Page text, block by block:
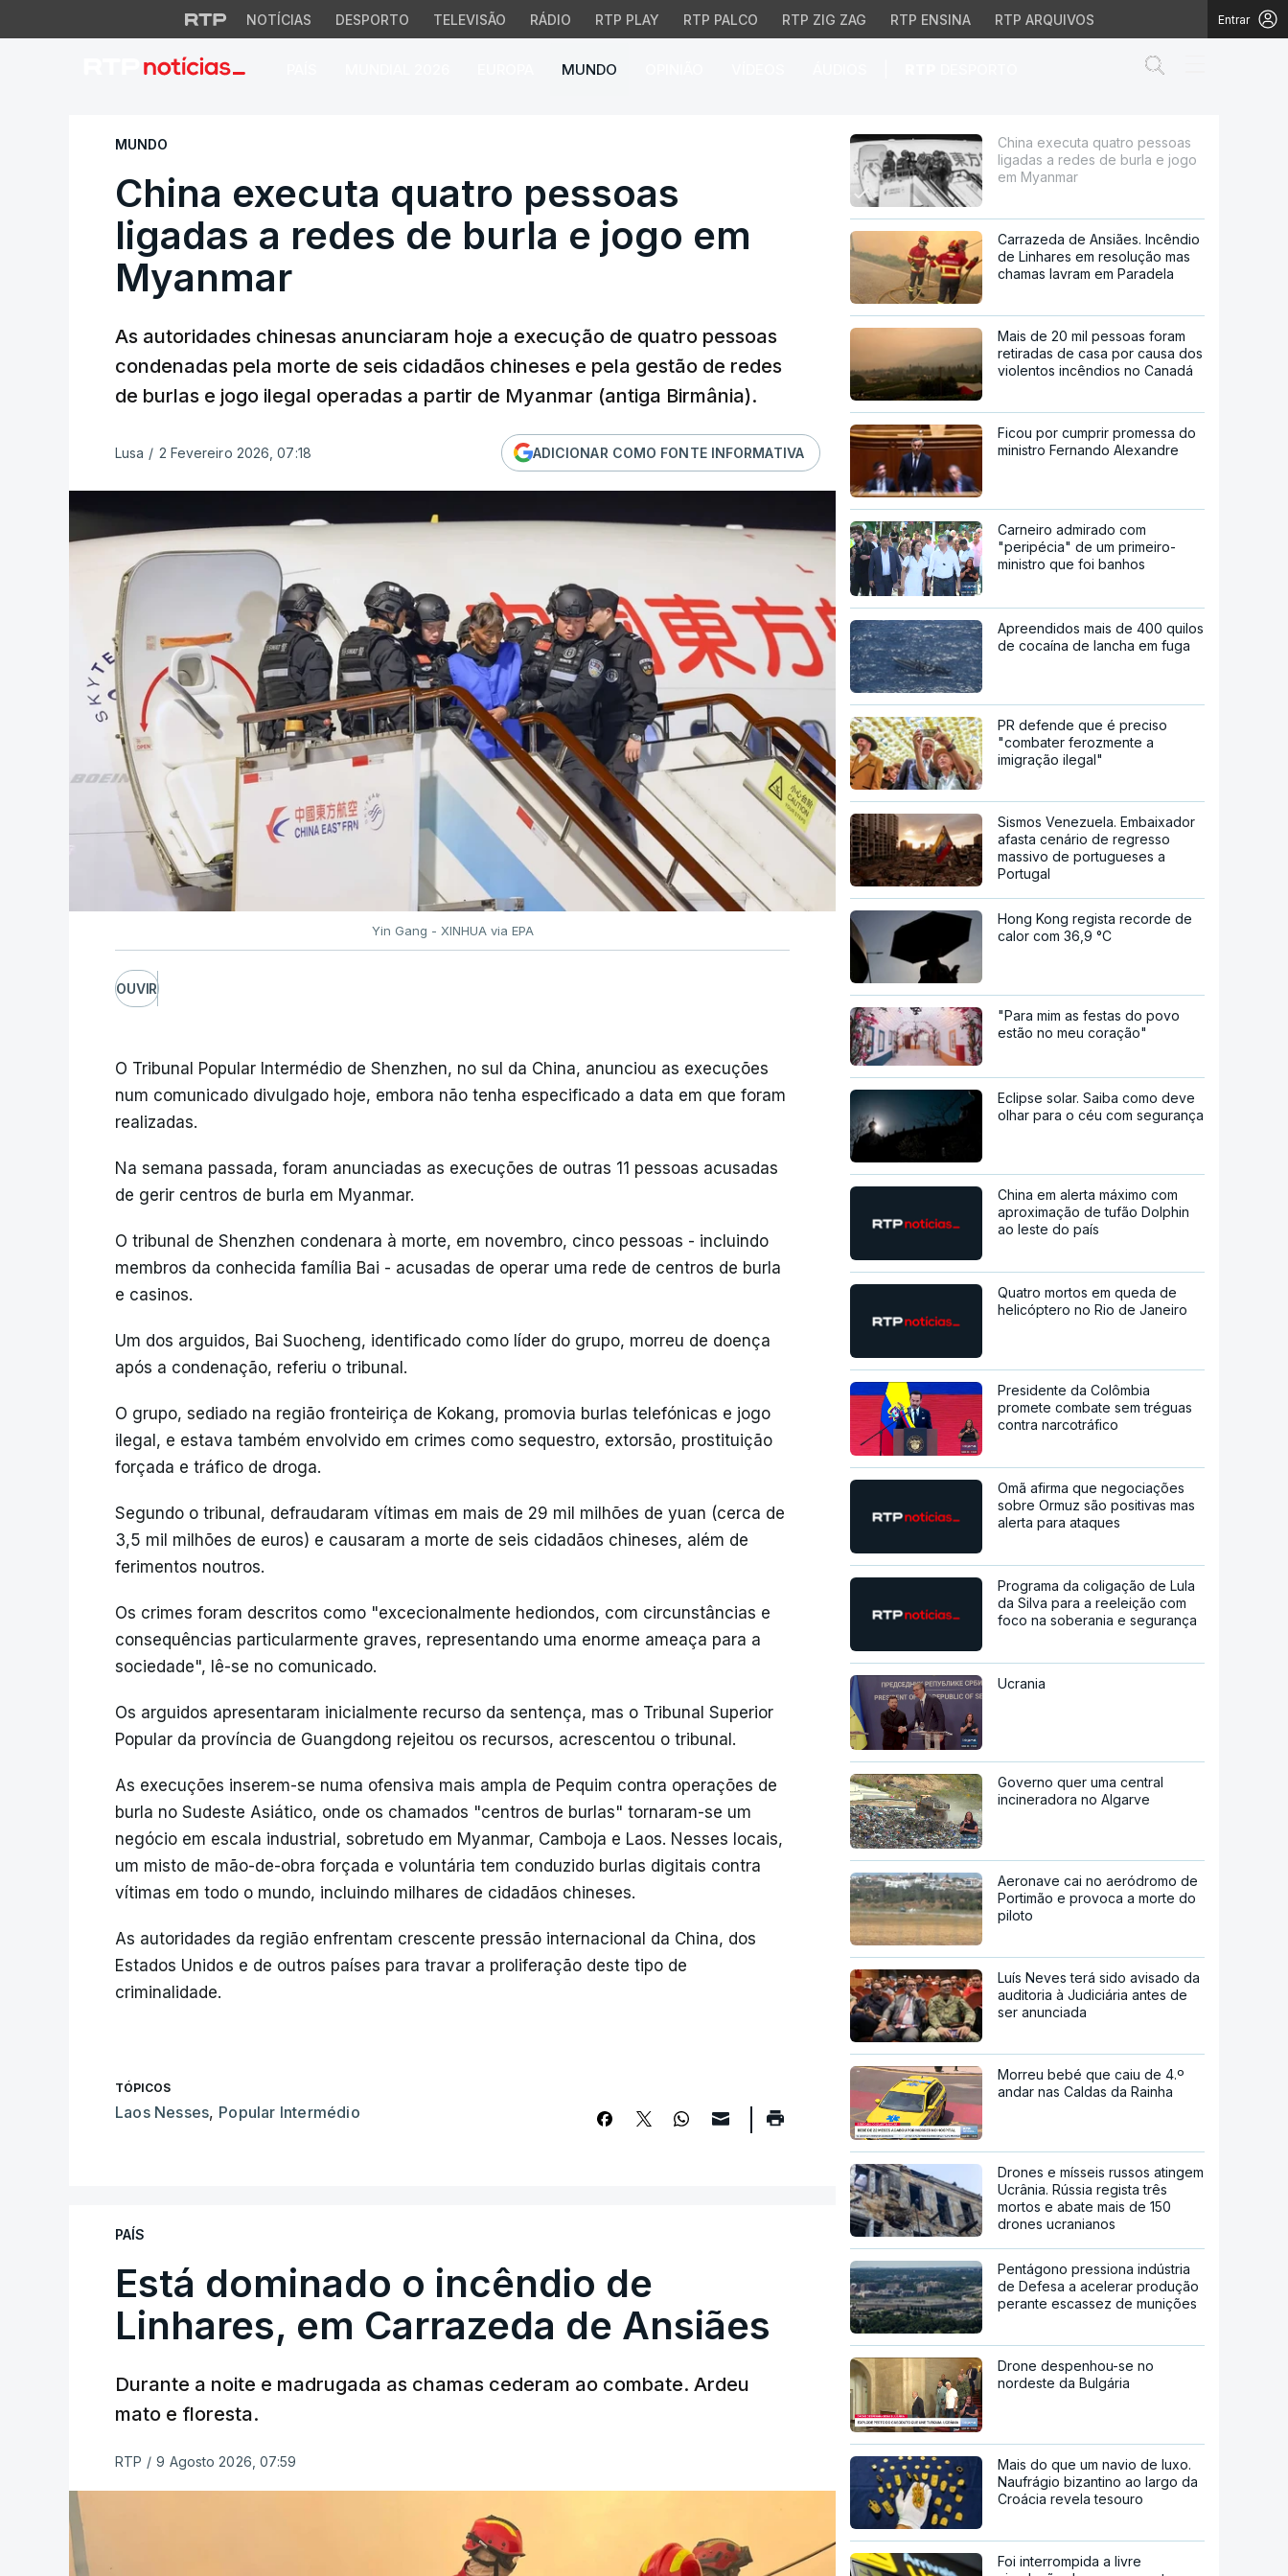
NOTÍCIAS DESPORTO TELEVISÃO RÁDIO RTP PLAY RTP PALCO RTP ZIG ZAG RTP ENSINA RTP ARQUIVOS Entrar
MUNDO
China executa quatro pessoas ligadas a redes de burla e jogo
MUNDO
China executa quatro pessoas
ligadas a redes de burla e jogo em
Myanmar
As autoridades chinesas anunciaram hoje a execução de quatro pessoas
condenadas pela morte de seis cidadãos chineses e pela gestão de redes
de burlas e jogo ilegal operadas a partir de Myanmar (antiga Birmânia).
Lusa / 2 Fevereiro 2026, 07:18 ADICIONAR COMO FONTE INFORMATIVA
Yin Gang - XINHUA via EPA
OUVIR
O Tribunal Popular Intermédio de Shenzhen, no sul da China, anunciou as execuções
num comunicado divulgado hoje, embora não tenha especificado a data em que foram
realizadas.
Na semana passada, foram anunciadas as execuções de outras 11 pessoas acusadas
de gerir centros de burla em Myanmar.
O tribunal de Shenzhen condenara à morte, em novembro, cinco pessoas - incluindo
membros da conhecida família Bai - acusadas de operar uma rede de centros de burla
e casinos.
Um dos arguidos, Bai Suocheng, identificado como líder do grupo, morreu de doença
após a condenação, referiu o tribunal.
O grupo, sediado na região fronteiriça de Kokang, promovia burlas telefónicas e jogo
ilegal, e estava também envolvido em crimes como sequestro, extorsão, prostituição
forçada e tráfico de droga.
Segundo o tribunal, defraudaram vítimas em mais de 29 mil milhões de yuan (cerca de
3,5 mil milhões de euros) e causaram a morte de seis cidadãos chineses, além de
ferimentos noutros.
Os crimes foram descritos como "excecionalmente hediondos, com circunstâncias e
consequências particularmente graves, representando uma enorme ameaça para a
sociedade", lê-se no comunicado.
Os arguidos apresentaram inicialmente recurso da sentença, mas o Tribunal Superior
Popular da província de Guangdong rejeitou os recursos, acrescentou o tribunal.
As execuções inserem-se numa ofensiva mais ampla de Pequim contra operações de
burla no Sudeste Asiático, onde os chamados "centros de burlas" tornaram-se um
negócio em escala industrial, sobretudo em Myanmar, Camboja e Laos. Nesses locais,
um misto de mão-de-obra forçada e voluntária tem conduzido burlas digitais contra
vítimas em todo o mundo, incluindo milhares de cidadãos chineses.
As autoridades da região enfrentam crescente pressão internacional da China, dos
Estados Unidos e de outros países para travar a proliferação deste tipo de
criminalidade.
TÓPICOS
Laos Nesses, Popular Intermédio
PAÍS
Está dominado o incêndio de
Linhares, em Carrazeda de Ansiães
Durante a noite e madrugada as chamas cederam ao combate. Ardeu
mato e floresta.
RTP / 9 Agosto 2026, 07:59
China executa quatro pessoas
ligadas a redes de burla e jogo
em Myanmar
Carrazeda de Ansiães. Incêndio
de Linhares em resolução mas
chamas lavram em Paradela
Mais de 20 mil pessoas foram
retiradas de casa por causa dos
violentos incêndios no Canadá
Ficou por cumprir promessa do
ministro Fernando Alexandre
Carneiro admirado com
"peripécia" de um primeiro-
ministro que foi banhos
Apreendidos mais de 400 quilos
de cocaína de lancha em fuga
PR defende que é preciso
"combater ferozmente a
imigração ilegal"
Sismos Venezuela. Embaixador
afasta cenário de regresso
massivo de portugueses a
Portugal
Hong Kong regista recorde de
calor com 36,9 °C
"Para mim as festas do povo
estão no meu coração"
Eclipse solar. Saiba como deve
olhar para o céu com segurança
China em alerta máximo com
aproximação de tufão Dolphin
ao leste do país
Quatro mortos em queda de
helicóptero no Rio de Janeiro
Presidente da Colômbia
promete combate sem tréguas
contra narcotráfico
Omã afirma que negociações
sobre Ormuz são positivas mas
alerta para ataques
Programa da coligação de Lula
da Silva para a reeleição com
foco na soberania e segurança
Ucrania
Governo quer uma central
incineradora no Algarve
Aeronave cai no aeródromo de
Portimão e provoca a morte do
piloto
Luís Neves terá sido avisado da
auditoria à Judiciária antes de
ser anunciada
Morreu bebé que caiu de 4.º
andar nas Caldas da Rainha
Drones e mísseis russos atingem
Ucrânia. Rússia regista três
mortos e abate mais de 150
drones ucranianos
Pentágono pressiona indústria
de Defesa a acelerar produção
perante escassez de munições
Drone despenhou-se no
nordeste da Bulgária
Mais do que um navio de luxo.
Naufrágio bizantino ao largo da
Croácia revela tesouro
Foi interrompida a livre